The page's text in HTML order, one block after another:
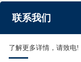
联系我们
了解更多详情，请致电!